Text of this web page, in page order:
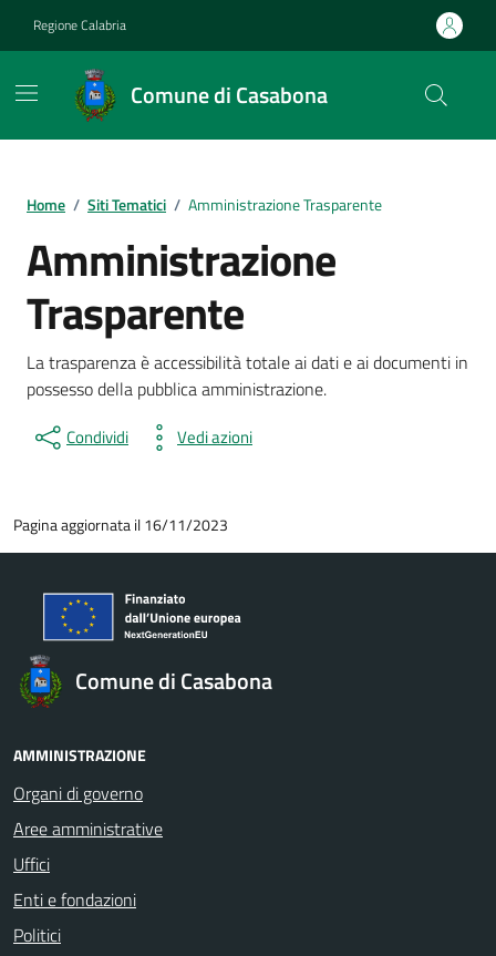
Regione Calabria
Comune di Casabona
Home / Siti Tematici / Amministrazione Trasparente
Amministrazione
Trasparente
La trasparenza è accessibilità totale ai dati e ai documenti in
possesso della pubblica amministrazione.
Condividi Vedi azioni
Pagina aggiornata il 16/11/2023
Comune di Casabona
AMMINISTRAZIONE
Organi di governo
Aree amministrative
Uffici
Enti e fondazioni
Politici